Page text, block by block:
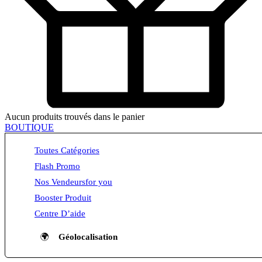
Aucun produits trouvés dans le panier
BOUTIQUE
Toutes Catégories
Flash Promo
Nos Vendeursfor you
Booster Produit
Centre D’aide
🌍 Géolocalisation